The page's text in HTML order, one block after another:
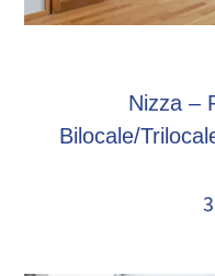
Nizza –
Bilocale/
passi dalla